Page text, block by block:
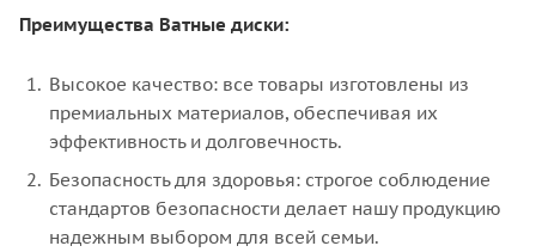
Преимущества Ватные диски:
Высокое качество: все товары изготовлены из
премиальных материалов, обеспечивая их
эффективность и долговечность.
Безопасность для здоровья: строгое соблюдение
стандартов безопасности делает нашу продукцию
надежным выбором для всей семьи.